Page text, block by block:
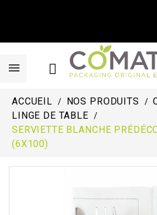
ACCUEIL NOS PRODUITS
LINGE DE TABLE
SERVIETTE BLANCHE
(6X100)